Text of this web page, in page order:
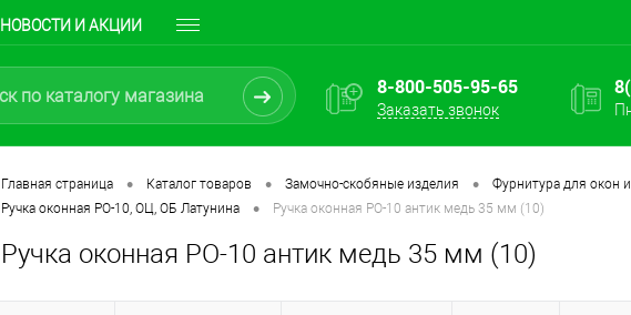
НОВОСТИ И АКЦИИ
8-800-505-95-65
Заказать звонок
Главная страница • Каталог товаров • Замочно-скобяные изделия •
Фурнитура для окон
Ручка оконная РО-10, ОЦ, ОБ Латунина
• Ручка оконная РО-10 антик медь 35 мм (10)
Ручка оконная РО-10 антик медь 35 мм (10)